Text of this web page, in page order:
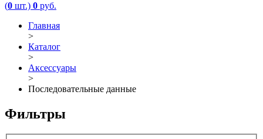
(0 шт.) 0 руб.
Главная
>
Каталог
>
Аксессуары
>
Последовательные данные
Фильтры